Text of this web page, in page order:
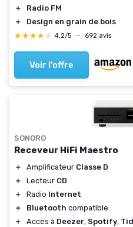
＋
Radio FM
＋
Design en grain de bois
★★★★★
★★★★★ 4,2/5 — 692 avis
Voir l'offre
SONORO
Receveur HiFi Maestro
＋ Amplificateur Classe D
＋
Lecteur CD
＋
Radio Internet
＋
Bluetooth compatible
＋
Accès à Deezer, Spotify,